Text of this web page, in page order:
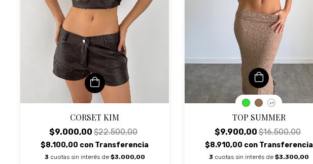
CORSET KIM
$9.000,00$22.500,00
$8.100,00 con Transferencia
3 cuotas sin interés de $3.000,00
+1
TOP SUMMER
$9.900,00$16.500,00
$8.910,00 con Transferencia
3 cuotas sin interés de $3.300,00